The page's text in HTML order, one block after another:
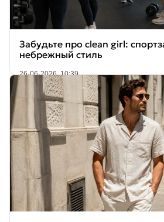
Забудьте про clean girl:
небрежный стиль
26-06-2026, 10:39